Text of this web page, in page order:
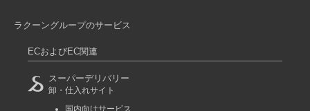
ラクーングループのサービス
ECおよびEC関連
スーパーデリバリー
卸・仕入れサイト
国内向けサービス